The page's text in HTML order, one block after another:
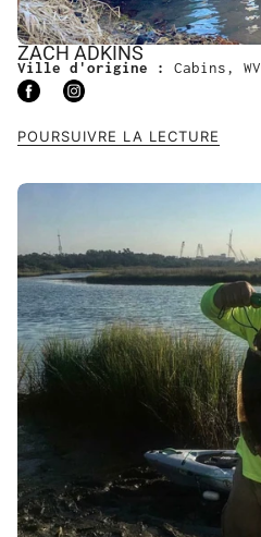
ZACH ADKINS
Ville d'origine : Cabins, WV
POURSUIVRE LA LECTURE